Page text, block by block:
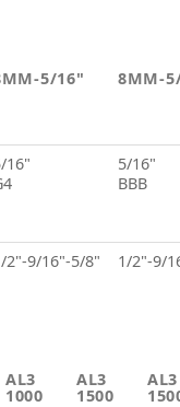
5/16" 8MM-
16"
5/16"
BBB
2"-9/16"-5/8" 1/2"-9/
AL3
1000
AL3
1500
AL3